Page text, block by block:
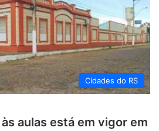
Cidades do RS
aulas está em vigor em